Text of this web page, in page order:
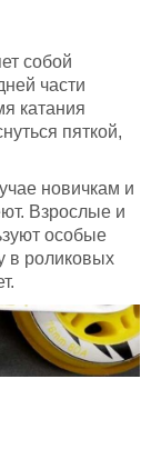
собой
части
катания
пяткой,
новичкам и
Взрослые и
особые
в роликовых